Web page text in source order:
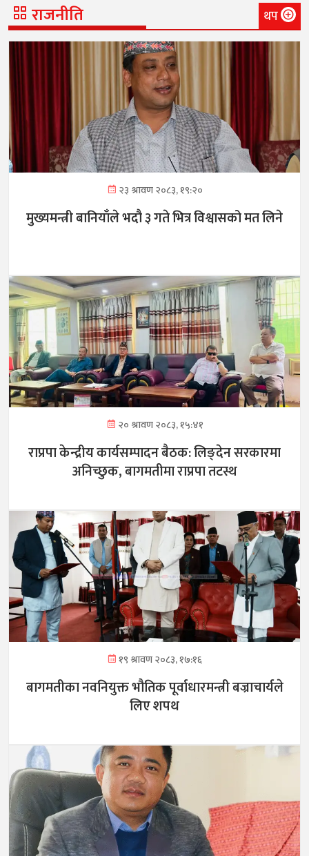
राजनीति थप
२३ श्रावण २०८३, १९:२०
मुख्यमन्त्री बानियाँले भदौ ३ गते भित्र विश्वासको मत लिने
२० श्रावण २०८३, १५:४१
राप्रपा केन्द्रीय कार्यसम्पादन बैठक: लिङ्देन सरकारमा
अनिच्छुक, बागमतीमा राप्रपा तटस्थ
१९ श्रावण २०८३, १७:१६
बागमतीका नवनियुक्त भौतिक पूर्वाधारमन्त्री बज्राचार्यले
लिए शपथ